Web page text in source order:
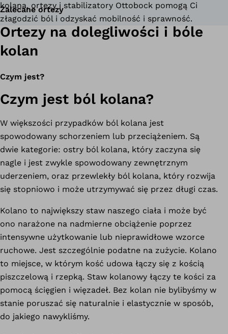
kolana, ortezy i stabilizatory Ottobock pomogą Ci
złagodzić ból i odzyskać mobilność i sprawność.
Zalecane ortezy
Ortezy na dolegliwości i bóle
kolan
Czym jest?
Czym jest ból kolana?
W większości przypadków ból kolana jest
spowodowany schorzeniem lub przeciążeniem. Są
dwie kategorie: ostry ból kolana, który zaczyna się
nagle i jest zwykle spowodowany zewnętrznym
uderzeniem, oraz przewlekły ból kolana, który rozwija
się stopniowo i może utrzymywać się przez długi czas.
Kolano to największy staw naszego ciała i może być
ono narażone na nadmierne obciążenie poprzez
intensywne użytkowanie lub nieprawidłowe wzorce
ruchowe. Jest szczególnie podatne na zużycie. Kolano
to miejsce, w którym kość udowa łączy się z kością
piszczelową i rzepką. Staw kolanowy łączy te kości za
pomocą ścięgien i więzadeł. Bez kolan nie bylibyśmy w
stanie poruszać się naturalnie i elastycznie w sposób,
do jakiego nawykliśmy.